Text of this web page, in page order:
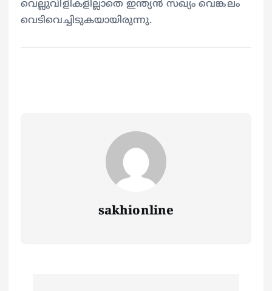
വെല്ലുവിളികളില്ലാതെ ഇന്ത്യന്‍ സഖ്യം വെങ്കലം
വെടിവെച്ചിടുകയായിരുന്നു.
sakhionline